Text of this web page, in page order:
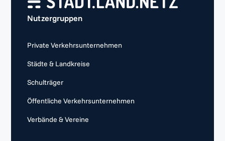
Nutzergruppen
Private Verkehrsunternehmen
Städte & Landkreise
Schulträger
Öffentliche Verkehrsunternehmen
Verbände & Vereine